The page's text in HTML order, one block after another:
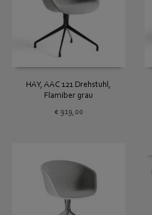
HAY, AAC 121 Drehstuhl,
Flamiber grau
€919,00